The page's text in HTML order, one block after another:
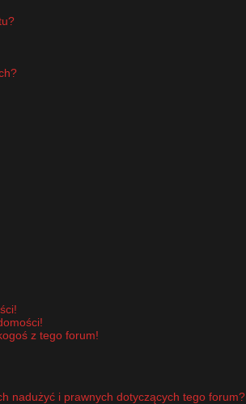
z tego forum!
nadużyć i prawnych dotyczących tego forum?